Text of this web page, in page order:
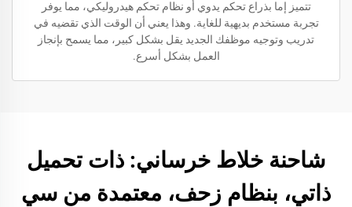
تتميز إما بذراع تحكم يدوي أو نظام تحكم هيدروليكي، مما يوفر
تجربة مستخدم بديهية للغاية. وهذا يعني أن الوقت الذي تقضيه في
تدريب وتوجيه موظفك الجديد يقل بشكل كبير، مما يسمح بإنجاز
العمل بشكل أسرع.
شاحنة خلاط خرساني: ذات تحميل
ذاتي، بنظام زحف، معتمدة من سي